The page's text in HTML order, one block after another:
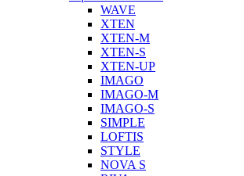
WAVE
XTEN
XTEN-M
XTEN-S
XTEN-UP
IMAGO
IMAGO-M
IMAGO-S
SIMPLE
LOFTIS
STYLE
NOVA S